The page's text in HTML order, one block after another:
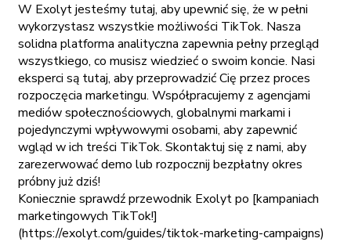
W Exolyt jesteśmy tutaj, aby upewnić się, że w pełni
wykorzystasz wszystkie możliwości TikTok. Nasza
solidna platforma analityczna zapewnia pełny przegląd
wszystkiego, co musisz wiedzieć o swoim koncie. Nasi
eksperci są tutaj, aby przeprowadzić Cię przez proces
rozpoczęcia marketingu. Współpracujemy z agencjami
mediów społecznościowych, globalnymi markami i
pojedynczymi wpływowymi osobami, aby zapewnić
wgląd w ich treści TikTok. Skontaktuj się z nami, aby
zarezerwować demo lub rozpocznij bezpłatny okres
próbny już dziś!
Koniecznie sprawdź przewodnik Exolyt po [kampaniach
marketingowych TikTok!]
(https://exolyt.com/guides/tiktok-marketing-campaigns)